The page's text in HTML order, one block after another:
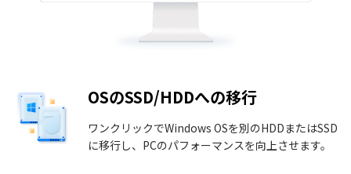
OSのSSD/HDDへの移行
ワンクリックでWindows OSを別のHDDまたはSSD
に移行し、PCのパフォーマンスを向上させます。